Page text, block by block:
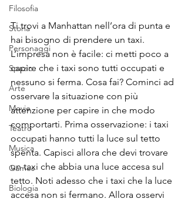
Filosofia
Storia
Personaggi
Spazio
Arte
Movie
Teatro
Musica
Games
Biologia
Ti trovi a Manhattan nell’ora di punta e
hai bisogno di prendere un taxi.
L’impresa non è facile: ci metti poco a
capire che i taxi sono tutti occupati e
nessuno si ferma. Cosa fai? Cominci ad
osservare la situazione con più
attenzione per capire in che modo
comportarti. Prima osservazione: i taxi
occupati hanno tutti la luce sul tetto
spenta. Capisci allora che devi trovare
un taxi che abbia una luce accesa sul
tetto. Noti adesso che i taxi che la luce
accesa non si fermano. Allora osservi